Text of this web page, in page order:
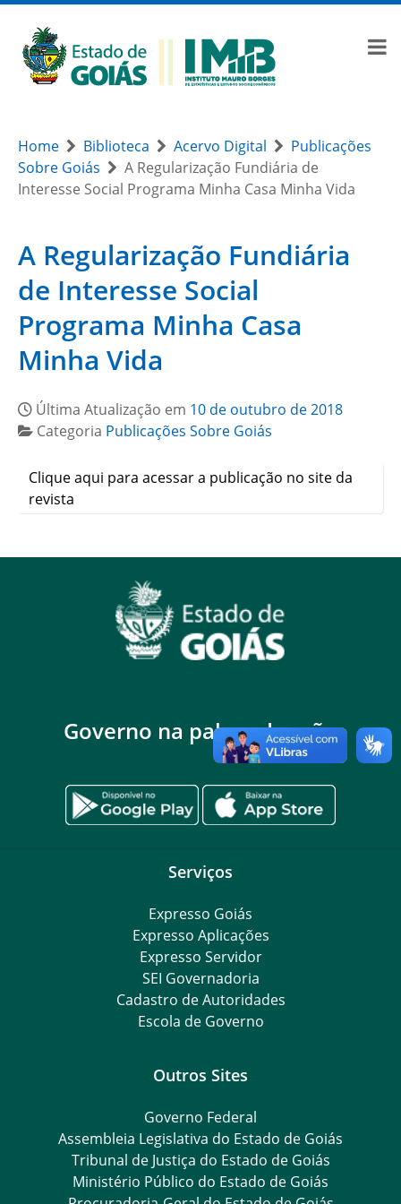
Home Biblioteca Acervo Digital
Publicações
Sobre Goiás
A Regularização Fundiária de
Interesse Social Programa Minha Casa Minha Vida
A Regularização Fundiária
de Interesse Social
Programa Minha Casa
Minha Vida
Última Atualização em 10 de outubro de 2018
Categoria Publicações Sobre Goiás
Clique aqui para acessar a publicação no site da
revista
Governo na palma da mão
Serviços
Expresso Goiás
Expresso Aplicações
Expresso Servidor
SEI Governadoria
Cadastro de Autoridades
Escola de Governo
Outros Sites
Governo Federal
Assembleia Legislativa do Estado de Goiás
Tribunal de Justiça do Estado de Goiás
Ministério Público do Estado de Goiás